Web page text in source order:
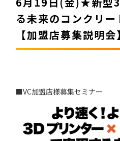
モデルハウス
個別相談はこちら
る未来のコンクリー
【加盟店募集説明会】